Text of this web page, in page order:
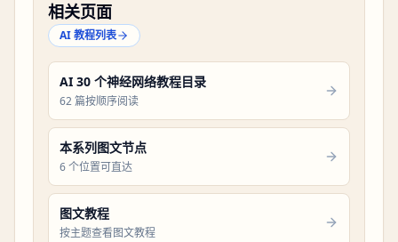
相关页面
AI 教程列表
AI 30 个神经网络教程目录
62 篇按顺序阅读
本系列图文节点
6 个位置可直达
图文教程
按主题查看图文教程